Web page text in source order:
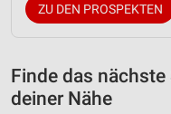
ZU DEN PROSPEKTEN
Finde das
deiner Nähe